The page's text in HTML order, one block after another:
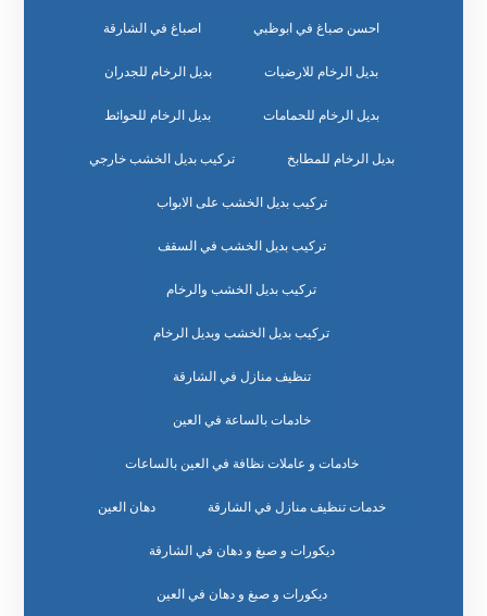
احسن صباغ في ابوظبي اصباغ في الشارقة
بديل الرخام للارضيات بديل الرخام للجدران
بديل الرخام للحمامات بديل الرخام للحوائط
بديل الرخام للمطابخ تركيب بديل الخشب خارجي
تركيب بديل الخشب على الابواب
تركيب بديل الخشب في السقف
تركيب بديل الخشب والرخام
تركيب بديل الخشب وبديل الرخام
تنظيف منازل في الشارقة
خادمات بالساعة في العين
خادمات و عاملات نظافة في العين بالساعات
خدمات تنظيف منازل في الشارقة دهان العين
ديكورات و صبغ و دهان في الشارقة
ديكورات و صبغ و دهان في العين